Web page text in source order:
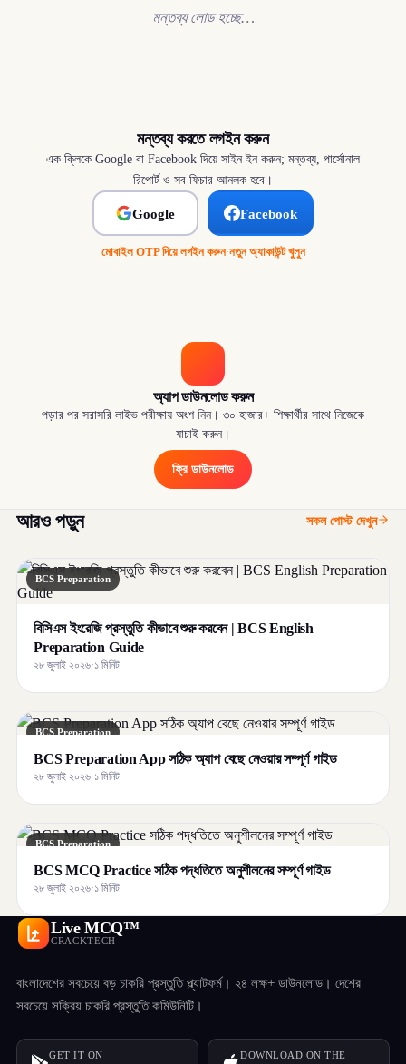
মন্তব্য লোড হচ্ছে…
মন্তব্য করতে লগইন করুন
এক ক্লিকে Google বা Facebook দিয়ে সাইন ইন করুন; মন্তব্য, পার্সোনাল
রিপোর্ট ও সব ফিচার আনলক হবে।
Google Facebook
মোবাইল OTP দিয়ে লগইন করুন·নতুন অ্যাকাউন্ট খুলুন
অ্যাপ ডাউনলোড করুন
পড়ার পর সরাসরি লাইভ পরীক্ষায় অংশ নিন। ৩০ হাজার+ শিক্ষার্থীর সাথে নিজেকে
যাচাই করুন।
ফ্রি ডাউনলোড
আরও পড়ুন সকল পোস্ট দেখুন
BCS Preparation
বিসিএস ইংরেজি প্রস্তুতি কীভাবে শুরু করবেন | BCS English
Preparation Guide
২৮ জুলাই ২০২৬·১ মিনিট
BCS Preparation
BCS Preparation App সঠিক অ্যাপ বেছে নেওয়ার সম্পূর্ণ গাইড
২৮ জুলাই ২০২৬·১ মিনিট
BCS Preparation
BCS MCQ Practice সঠিক পদ্ধতিতে অনুশীলনের সম্পূর্ণ গাইড
২৮ জুলাই ২০২৬·১ মিনিট
Live MCQ™
CRACKTECH
বাংলাদেশের সবচেয়ে বড় চাকরি প্রস্তুতি প্ল্যাটফর্ম। ২৪ লক্ষ+ ডাউনলোড। দেশের
সবচেয়ে সক্রিয় চাকরি প্রস্তুতি কমিউনিটি।
GET IT ON DOWNLOAD ON THE